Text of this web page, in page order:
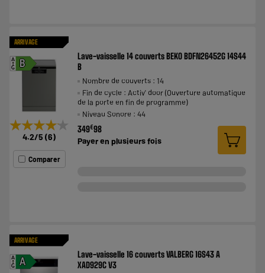
ARRIVAGE
B
A
G
★★★★★
★★★★★
4.2/5 (6)
Comparer
Lave-vaisselle 14 couverts BEKO BDFN26452G 14S44
B
Nombre de couverts : 14
Fin de cycle : Activ' door (Ouverture automatique
de la porte en fin de programme)
Niveau Sonore : 44
349€98
Payer en plusieurs fois
ARRIVAGE
A
A
G
Lave-vaisselle 16 couverts VALBERG 16S43 A
XAD929C V3